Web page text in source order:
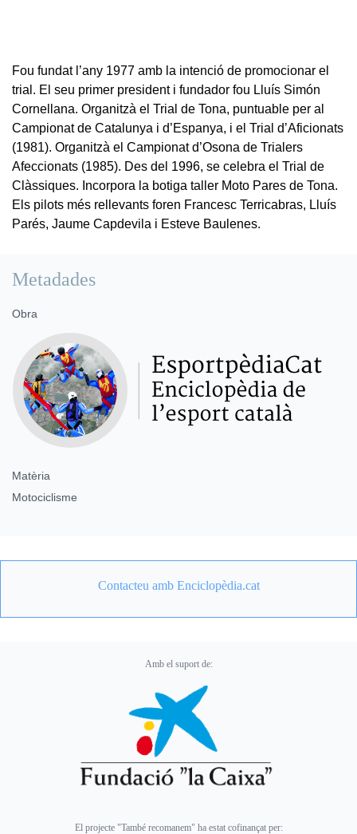
Fou fundat l’any 1977 amb la intenció de promocionar el
trial. El seu primer president i fundador fou Lluís Simón
Cornellana. Organitzà el Trial de Tona, puntuable per al
Campionat de Catalunya i d’Espanya, i el Trial d’Aficionats
(1981). Organitzà el Campionat d’Osona de Trialers
Afeccionats (1985). Des del 1996, se celebra el Trial de
Clàssiques. Incorpora la botiga taller Moto Pares de Tona.
Els pilots més rellevants foren Francesc Terricabras, Lluís
Parés, Jaume Capdevila i Esteve Baulenes.
Metadades
Obra
Matèria
Motociclisme
Contacteu amb Enciclopèdia.cat
Amb el suport de:
El projecte "També recomanem" ha estat cofinançat per: